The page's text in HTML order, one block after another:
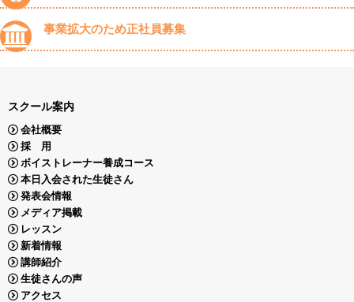
事業拡大のため正社員募集
スクール案内
会社概要
採 用
ボイストレーナー養成コース
本日入会された生徒さん
発表会情報
メディア掲載
レッスン
新着情報
講師紹介
生徒さんの声
アクセス